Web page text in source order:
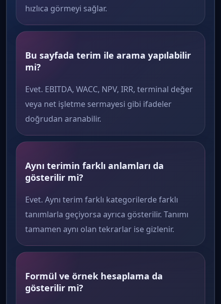
hızlıca görmeyi sağlar.
Bu sayfada terim ile arama yapılabilir
mi?
Evet. EBITDA, WACC, NPV, IRR, terminal değer
veya net işletme sermayesi gibi ifadeler
doğrudan aranabilir.
Aynı terimin farklı anlamları da
gösterilir mi?
Evet. Aynı terim farklı kategorilerde farklı
tanımlarla geçiyorsa ayrıca gösterilir. Tanımı
tamamen aynı olan tekrarlar ise gizlenir.
Formül ve örnek hesaplama da
gösterilir mi?